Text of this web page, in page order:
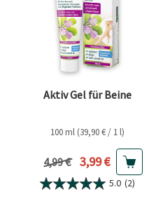
Aktiv Gel für Beine
100 ml (39,90 € / 1 l)
Vorheriger Preis
4,99 € Aktueller Preis
3,99 €
5.0 (2)